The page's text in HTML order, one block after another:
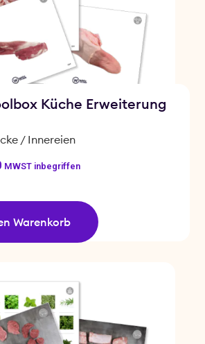
Küche Erweiterung
/ Innereien
MWST inbegriffen
Warenkorb